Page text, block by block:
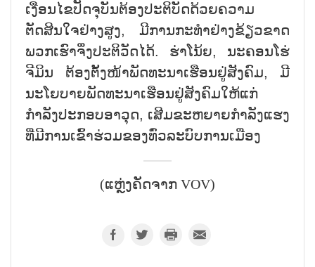
ເງື່ອນໄຂປັດຈຸບັນຕ້ອງປະຕິບັດດ້ວຍຄວາມ
ຕັດສິນໃຈຢ່າງສູງ, ມີການກະທຳຢ່າງຂ້ຽວຂາດ
ພວກເຮົາຈຶ່ງປະຕິວັດໄດ້. ຮ່າໂນ້ຍ, ນະຄອນໂຮ່
ຈີມິນ ຕ້ອງຕັ້ງໜ້າພັດທະນາເຮືອນຢູ່ສັງຄົມ, ມີ
ນະໂຍບາຍພັດທະນາເຮືອນຢູ່ສັງຄົມໃຫ້ແກ່
ກຳລັງປະກອບອາວຸດ, ເສີມຂະຫຍາຍກຳລັງແຮງ
ທີ່ມີການເຂົ້າຮ່ວມຂອງທົ່ວລະບົບການເມືອງ
(ແຫຼ່ງຄັດຈາກ VOV)